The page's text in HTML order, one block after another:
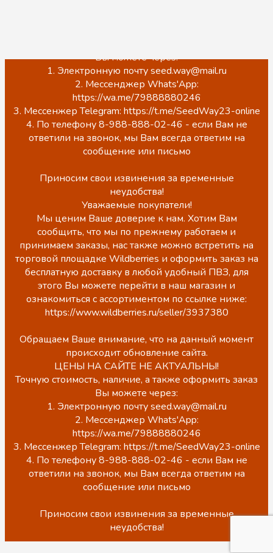
Вы можете через:
1. Электронную почту seed.way@mail.ru
2. Мессенджер Whats'App:
https://wa.me/79888880246
3. Мессенжер Telegram: https://t.me/SeedWay23-online
4. По телефону 8-988-888-02-46 - если Вам не
ответили на звонок, мы Вам всегда ответим на
сообщение или письмо
Приносим свои извинения за временные
неудобства!
Уважаемые покупатели!
Мы ценим Ваше доверие к нам. Хотим Вам
сообщить, что мы по прежнему работаем и
принимаем заказы, нас также можно встретить на
торговой площадке Wildberries и оформить заказ на
бесплатную доставку в любой удобный ПВЗ, для
этого Вы можете перейти в наш магазин и
ознакомиться с ассортиментом по ссылке ниже:
https://www.wildberries.ru/seller/3937380
Обращаем Ваше внимание, что на данный момент
происходит обновление сайта.
ЦЕНЫ НА САЙТЕ НЕ АКТУАЛЬНЫ!
Точную стоимость, наличие, а также оформить заказ
Вы можете через:
1. Электронную почту seed.way@mail.ru
2. Мессенджер Whats'App:
https://wa.me/79888880246
3. Мессенжер Telegram: https://t.me/SeedWay23-online
4. По телефону 8-988-888-02-46 - если Вам не
ответили на звонок, мы Вам всегда ответим на
сообщение или письмо
Приносим свои извинения за временные
неудобства!